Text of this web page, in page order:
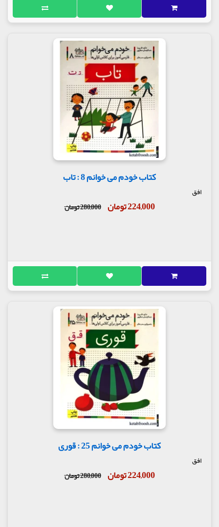
کتاب خودم می خوانم 8 : تاب
افق
224,000 تومان 280,000 تومان
کتاب خودم می خوانم 25 : قوری
افق
224,000 تومان 280,000 تومان